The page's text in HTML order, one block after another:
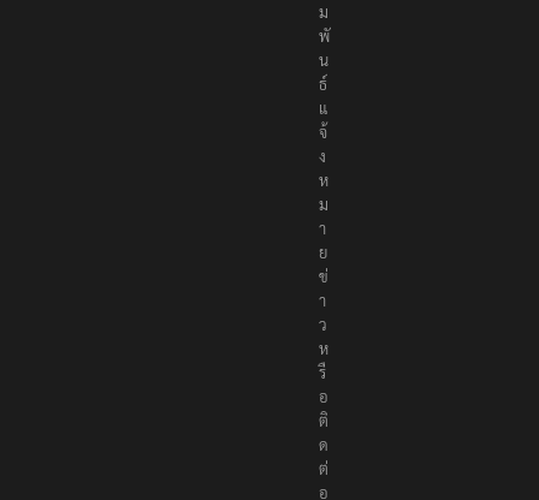
พั
น
ธ์
แ
จ้
ง
ห
ม
า
ย
ข่
า
ว
ห
รื
อ
ติ
ด
ต่
อ
ก